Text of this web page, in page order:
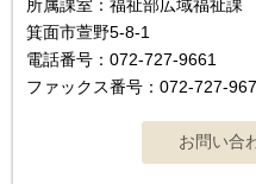
所属課室：福祉部広域福祉課
箕面市萱野5-8-1
電話番号：072-727-9661
ファックス番号：072-727-